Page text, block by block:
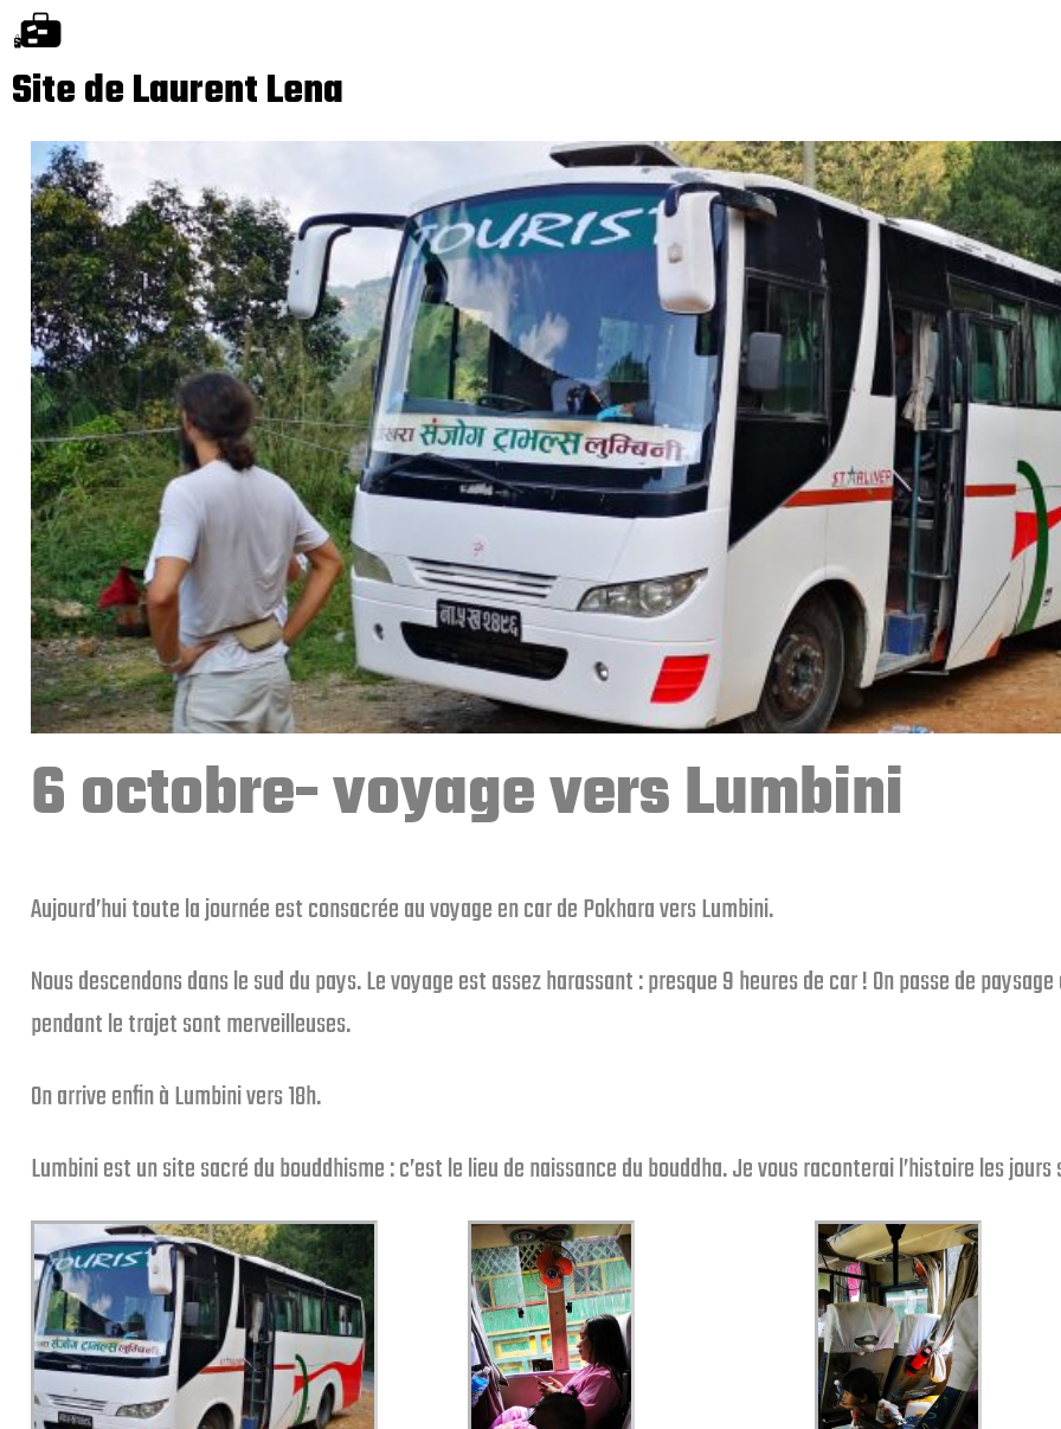
Site de Laurent Lena
6 octobre- voyage vers Lumbini
Aujourd’hui toute la journée est consacrée au voyage en car de Pokhara vers Lumbini.
Nous descendons dans le sud du pays. Le voyage est assez harassant : presque 9 heures de car ! On passe de
pendant le trajet sont merveilleuses.
On arrive enfin à Lumbini vers 18h.
Lumbini est un site sacré du bouddhisme : c’est le lieu de naissance du bouddha. Je vous raconterai l’histoire les